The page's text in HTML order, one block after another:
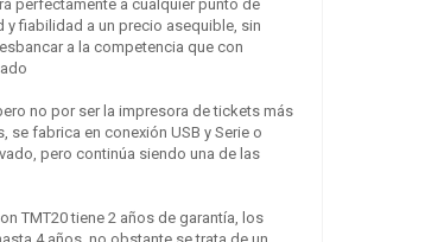
perfectamente a cualquier punto de
fiabilidad a un precio asequible, sin
a la competencia que con
no por ser la impresora de tickets más
se fabrica en conexión USB y Serie o
pero continúa siendo una de las
TMT20 tiene 2 años de garantía, los